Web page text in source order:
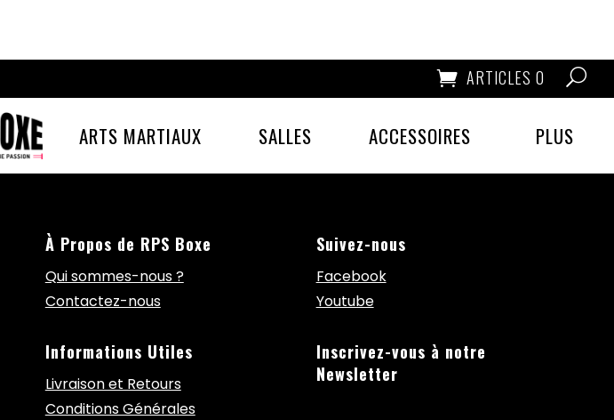
ARTICLES 0
ARTS MARTIAUX SALLES ACCESSOIRES PLUS
À Propos de RPS Boxe
Qui sommes-nous ?
Contactez-nous
Informations Utiles
Livraison et Retours
Conditions Générales
Suivez-nous
Facebook
Youtube
Inscrivez-vous à notre
Newsletter